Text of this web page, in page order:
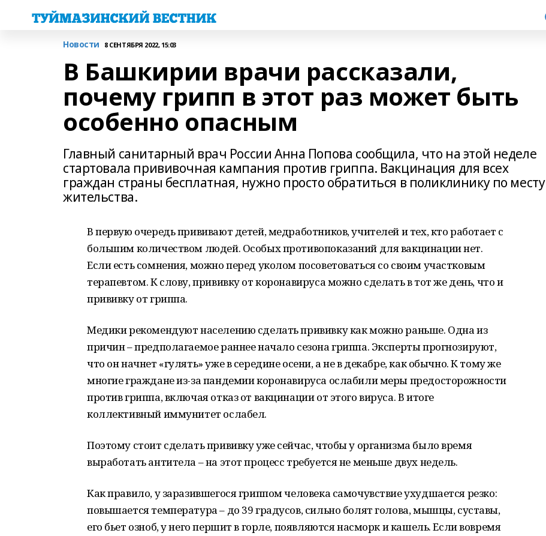
Новости 8 СЕНТЯБРЯ 2022, 15:03
В Башкирии врачи рассказали,
почему грипп в этот раз может быть
особенно опасным
Главный санитарный врач России Анна Попова сообщила, что на этой неделе
стартовала прививочная кампания против гриппа. Вакцинация для всех
граждан страны бесплатная, нужно просто обратиться в поликлинику по месту
жительства.
В первую очередь прививают детей, медработников, учителей и тех, кто работает с
большим количеством людей. Особых противопоказаний для вакцинации нет.
Если есть сомнения, можно перед уколом посоветоваться со своим участковым
терапевтом. К слову, прививку от коронавируса можно сделать в тот же день, что и
прививку от гриппа.
Медики рекомендуют населению сделать прививку как можно раньше. Одна из
причин – предполагаемое раннее начало сезона гриппа. Эксперты прогнозируют,
что он начнет «гулять» уже в середине осени, а не в декабре, как обычно. К тому же
многие граждане из-за пандемии коронавируса ослабили меры предосторожности
против гриппа, включая отказ от вакцинации от этого вируса. В итоге
коллективный иммунитет ослабел.
Поэтому стоит сделать прививку уже сейчас, чтобы у организма было время
выработать антитела – на этот процесс требуется не меньше двух недель.
Как правило, у заразившегося гриппом человека самочувствие ухудшается резко:
повышается температура – до 39 градусов, сильно болят голова, мышцы, суставы,
его бьет озноб, у него першит в горле, появляются насморк и кашель. Если вовремя